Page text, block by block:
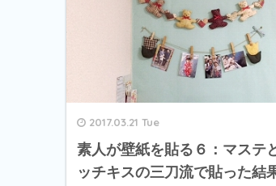
2017.03.21 Tue
素人が壁紙を貼る６：マステ
ッチキスの三刀流で貼った結